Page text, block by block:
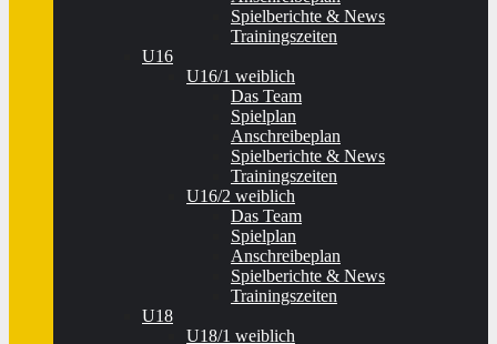
Spielberichte & News
Trainingszeiten
U16
U16/1 weiblich
Das Team
Spielplan
Anschreibeplan
Spielberichte & News
Trainingszeiten
U16/2 weiblich
Das Team
Spielplan
Anschreibeplan
Spielberichte & News
Trainingszeiten
U18
U18/1 weiblich